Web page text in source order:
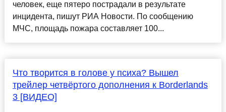
человек, еще пятеро пострадали в результате
инцидента, пишут РИА Новости. По сообщению
МЧС, площадь пожара составляет 100...
Что творится в голове у психа? Вышел
трейлер четвёртого дополнения к Borderlands
3 [ВИДЕО]